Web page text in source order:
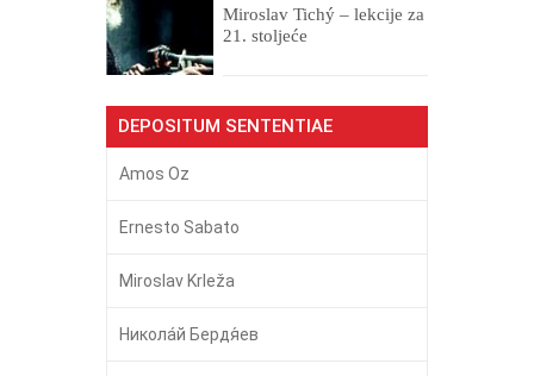
Miroslav Tichý – lekcije za
21. stoljeće
DEPOSITUM SENTENTIAE
Amos Oz
Ernesto Sabato
Miroslav Krleža
Никола́й Бердя́ев